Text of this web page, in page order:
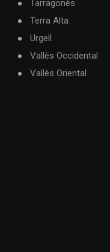
Tarragonès
Terra Alta
Urgell
Vallès Occidental
Vallès Oriental